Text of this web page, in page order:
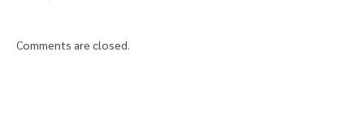
Comments are closed.